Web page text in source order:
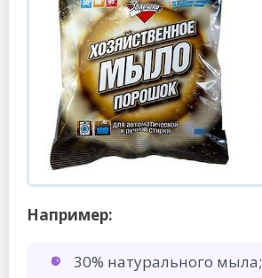
Например:
30% натурального мыла;